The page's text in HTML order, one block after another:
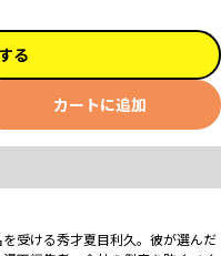
る
カートに追加
受ける秀才夏目利久。彼が選んだ